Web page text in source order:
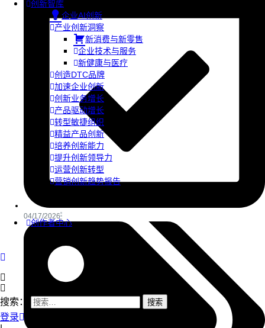
创新智库
企业AI创新
产业创新洞察
新消费与新零售
企业技术与服务
新健康与医疗
创造DTC品牌
加速企业创新
创新业务增长
产品驱动增长
转型敏捷组织
精益产品创新
培养创新能力
提升创新领导力
运营创新转型
营销创新趋势报告
创作者中心
搜索：
登录
04/17/2026